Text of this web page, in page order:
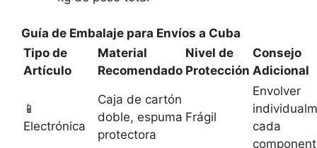
Guía de Embalaje para Envíos a Cuba
Tipo de
Artículo
Material
Recomendado
Nivel de
Protección
Consejo
Adicional
📱
Electrónica
Caja de cartón
doble, espuma
protectora
Frágil
Envolver
cada